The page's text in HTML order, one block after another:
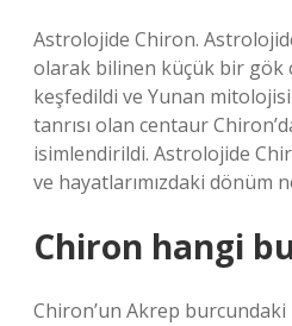
Astrolojide Chiron.
olarak bilinen küçük bir gök
keşfedildi ve Yunan
tanrısı olan centaur
isimlendirildi. Astrolojide
ve hayatlarımızdaki dönüm
Chiron hangi
Chiron’un Akrep